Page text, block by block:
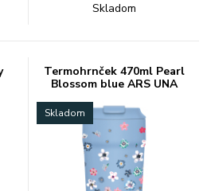
Skladom
Termohrnček 470ml Pearl
Blossom blue ARS UNA
Skladom